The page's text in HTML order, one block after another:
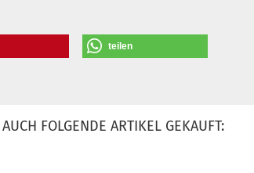
teilen
FOLGENDE ARTIKEL GEKAUFT: